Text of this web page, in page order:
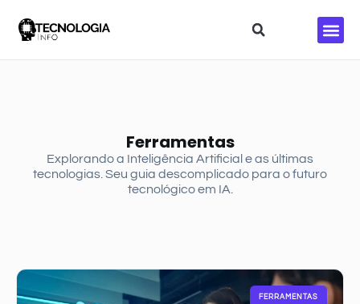
Ferramentas
Explorando a Inteligência Artificial e as últimas
tecnologias. Seu guia descomplicado para o futuro
tecnológico em IA.
FERRAMENTAS